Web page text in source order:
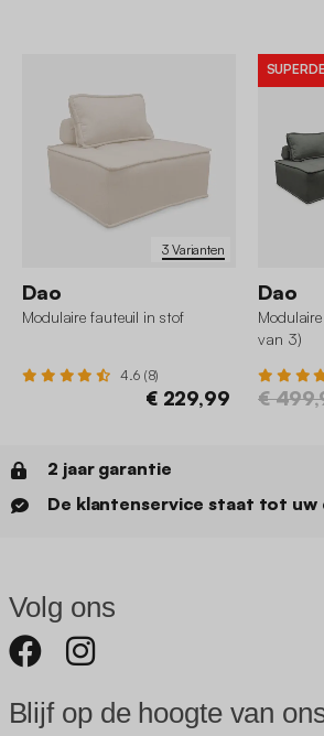
3 Varianten
Dao
Modulaire fauteuil in stof
4.6 (8)
€ 229,99
Dao
van 3)
€
2 jaar garantie
De klantenservice staat tot uw
Volg ons
Blijf op de hoogte van